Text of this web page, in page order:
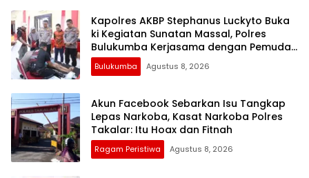
Kapolres AKBP Stephanus Luckyto Buka
ki Kegiatan Sunatan Massal, Polres
Bulukumba Kerjasama dengan Pemuda
Pancasila
Bulukumba Agustus 8, 2026
Akun Facebook Sebarkan Isu Tangkap
Lepas Narkoba, Kasat Narkoba Polres
Takalar: Itu Hoax dan Fitnah
Ragam Peristiwa Agustus 8, 2026